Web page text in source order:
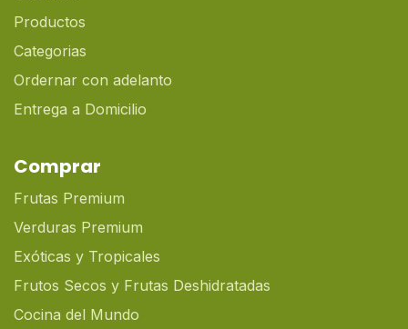
Productos
Categorias
Ordernar con adelanto
Entrega a Domicilio
Comprar
Frutas Premium
Verduras Premium
Exóticas y Tropicales
Frutos Secos y Frutas Deshidratadas
Cocina del Mundo